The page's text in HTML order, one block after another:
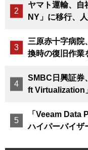
ヤマト運輸、自
NY」に移行、
三原赤十字病院
換時の復旧作業
SMBC日興証券
ft Virtualization
「Veeam Data
ハイパーバイザ